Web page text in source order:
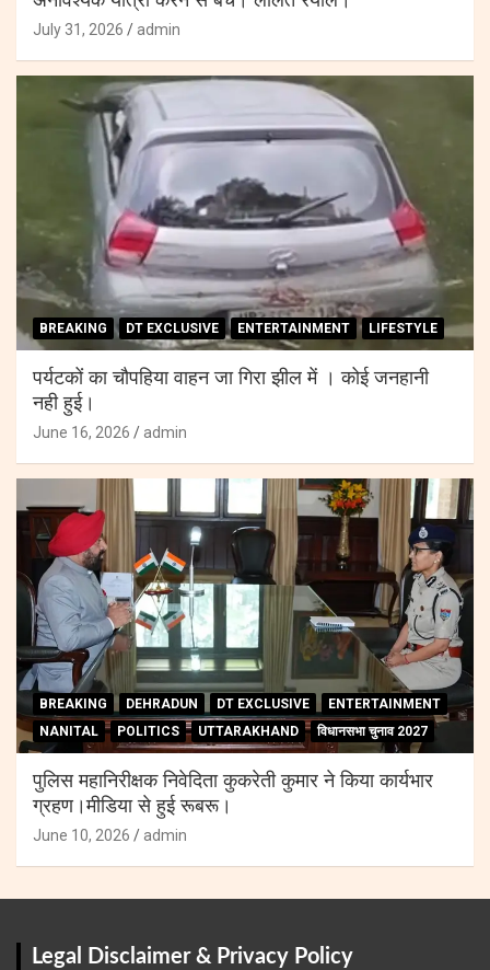
July 31, 2026 admin
BREAKING DT EXCLUSIVE ENTERTAINMENT LIFESTYLE
पर्यटकों का चौपहिया वाहन जा गिरा झील में । कोई जनहानी
नही हुई।
June 16, 2026 admin
BREAKING DEHRADUN DT EXCLUSIVE
ENTERTAINMENT
NANITAL
POLITICS UTTARAKHAND विधानसभा चुनाव 2027
पुलिस महानिरीक्षक निवेदिता कुकरेती कुमार ने किया कार्यभार
ग्रहण।मीडिया से हुई रूबरू।
June 10, 2026 admin
Legal Disclaimer & Privacy Policy